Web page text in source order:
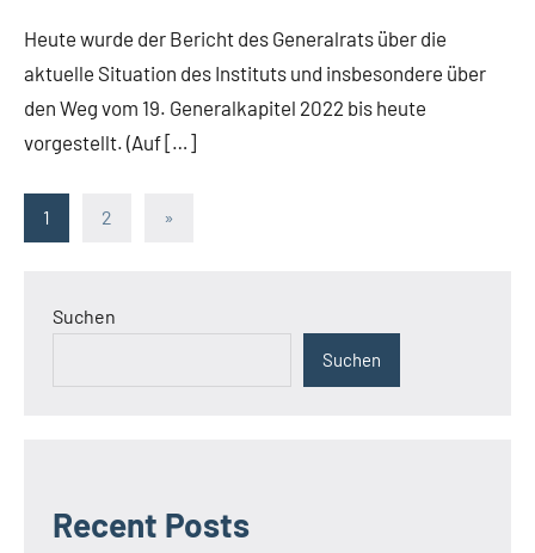
intern
App-
Weisheit
Heute wurde der Bericht des Generalrats über die
aktuelle Situation des Instituts und insbesondere über
den Weg vom 19. Generalkapitel 2022 bis heute
vorgestellt. (Auf […]
Seitennummerierung
Beiträge
1 2
Nächste
»
Suchen
Suchen
Recent Posts